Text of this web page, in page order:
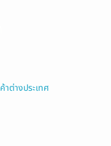
ต่างประเทศ